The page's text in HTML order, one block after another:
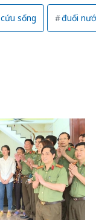
cứu sống đuối